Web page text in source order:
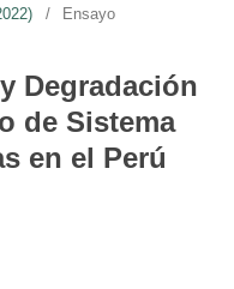
/ Ensayo
Degradación
de Sistema
en el Perú